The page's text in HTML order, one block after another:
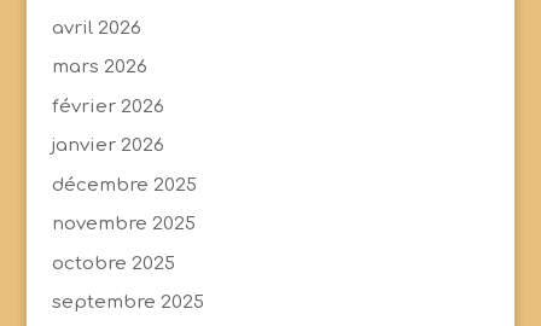
avril 2026
mars 2026
février 2026
janvier 2026
décembre 2025
novembre 2025
octobre 2025
septembre 2025